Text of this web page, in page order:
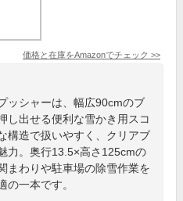
価格と在庫をAmazonでチェック >>
ッシャーは、幅広90cmのブ
し出せる便利な雪かき用スコ
構造で扱いやすく、クリアブ
力。奥行13.5×高さ125cmの
まわりや駐車場の除雪作業を
の一本です。